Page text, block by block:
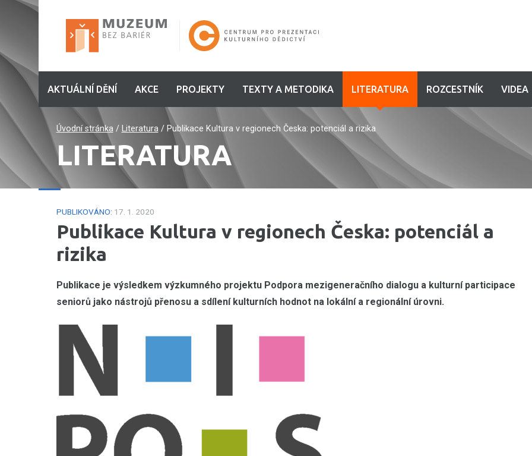
AKTUÁLNÍ DĚNÍ AKCE PROJEKTY TEXTY A METODIKA LITERATURA ROZCESTNÍK VIDEA
Úvodní stránka/ Literatura/ Publikace Kultura v regionech Česka: potenciál a rizika
LITERATURA
PUBLIKOVÁNO: 17. 1. 2020
Publikace Kultura v regionech Česka: potenciál a
rizika
Publikace je výsledkem výzkumného projektu Podpora mezigeneračního dialogu a kulturní participace
seniorů jako nástrojů přenosu a sdílení kulturních hodnot na lokální a regionální úrovni.